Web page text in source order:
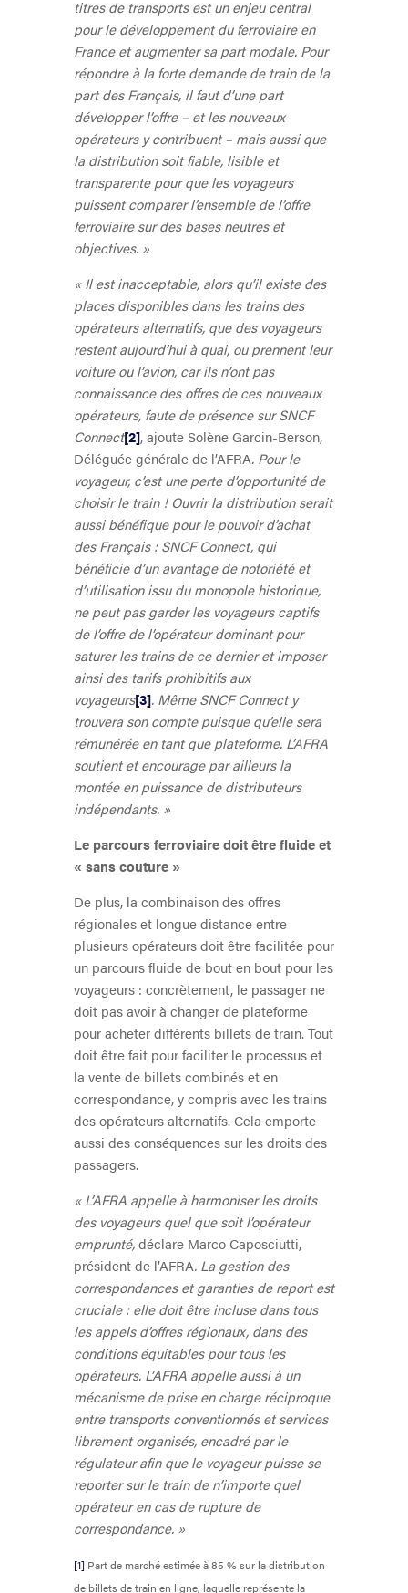
titres de transports est un enjeu central
pour le développement du ferroviaire en
France et augmenter sa part modale. Pour
répondre à la forte demande de train de la
part des Français, il faut d’une part
développer l’offre – et les nouveaux
opérateurs y contribuent – mais aussique
la distribution soit fiable, lisible et
transparentepour que les voyageurs
puissent comparerl’ensemble de l’offre
ferroviairesur des bases neutres et
objectives. »
«Il est inacceptable, alors qu’il existe des
places disponibles dans les trains des
opérateurs alternatifs, que des voyageurs
restent aujourd’hui à quai, ou prennent leur
voiture ou l’avion, car ils n’ont pas
connaissance des offres de ces nouveaux
opérateurs, faute de présence sur SNCF
Connect[2], ajoute Solène Garcin-Berson,
Déléguée générale de l’AFRA. Pour le
voyageur, c’est une perte d’opportunité de
choisir le train ! Ouvrirla distribution serait
aussi bénéfique pour le pouvoir d’achat
des Français : SNCF Connect, qui
bénéficie d’un avantage de notoriété et
d’utilisation issu du monopole historique,
ne peut pas garder les voyageurs captifs
de l’offre de l’opérateur dominant pour
saturer les trains de ce dernier et imposer
ainsi des tarifs prohibitifs aux
voyageurs[3]. Même SNCF Connect y
trouvera son compte puisque qu’elle sera
rémunérée en tant que plateforme. L’AFRA
soutient et encourage par ailleurs la
montée en puissance de distributeurs
indépendants. »
Le parcours ferroviaire doit être fluide et
« sans couture »
De plus, la combinaison des offres
régionales et longue distance entre
plusieurs opérateurs doit être facilitée pour
un parcours fluide de bout en bout pour les
voyageurs : concrètement, le passager ne
doit pas avoir à changer de plateforme
pour acheter différents billets de train. Tout
doit être fait pour faciliter le processus et
la vente de billets combinés et en
correspondance, y compris avec les trains
des opérateurs alternatifs. Cela emporte
aussi des conséquences sur les droits des
passagers.
« L’AFRA appelle à harmoniser les droits
des voyageurs quel que soit l’opérateur
emprunté,déclare Marco Caposciutti,
président de l’AFRA. La gestion des
correspondances et garanties de report est
cruciale : elle doit être incluse dans tous
les appels d’offres régionaux, dans des
conditions équitables pour tous les
opérateurs. L’AFRA appelle aussi à un
mécanisme de prise en charge réciproque
entre transports conventionnés et services
librement organisés, encadré par le
régulateur afin que le voyageur puisse se
reporter sur le train de n’importe quel
opérateur en cas de rupture de
correspondance. »
[1] Part de marché estimée à 85 % sur la distribution
de billets de train en ligne, laquelle représente la